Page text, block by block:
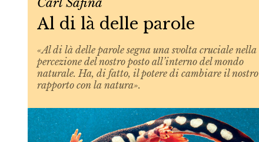
Carl Safina
Al di là delle parole
«Al di là delle parole segna una svolta cruciale nella
percezione del nostro posto all’interno del mondo
naturale. Ha, di fatto, il potere di cambiare il nostro
rapporto con la natura».